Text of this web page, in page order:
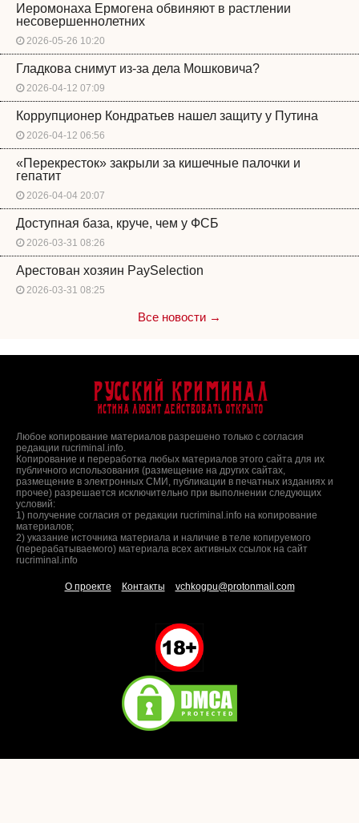
Иеромонаха Ермогена обвиняют в растлении
несовершеннолетних
2026-05-26 10:20
Гладкова снимут из-за дела Мошковича?
2026-04-12 07:09
Коррупционер Кондратьев нашел защиту у Путина
2026-04-12 06:56
«Перекресток» закрыли за кишечные палочки и
гепатит
2026-04-04 20:07
Доступная база, круче, чем у ФСБ
2026-03-31 08:26
Арестован хозяин PaySelection
2026-03-31 08:25
Все новости →
Русский Криминал
Истина любит действовать открыто
Любое копирование материалов разрешено только с согласия
редакции rucriminal.info.
Копирование и переработка любых материалов этого сайта для их
публичного использования (размещение на других сайтах,
размещение в электронных СМИ, публикации в печатных изданиях и
прочее) разрешается исключительно при выполнении следующих
условий:
1) получение согласия от редакции rucriminal.info на копирование
материалов;
2) указание источника материала и наличие в теле копируемого
(перерабатываемого) материала всех активных ссылок на сайт
rucriminal.info
О проекте Контакты vchkogpu@protonmail.com